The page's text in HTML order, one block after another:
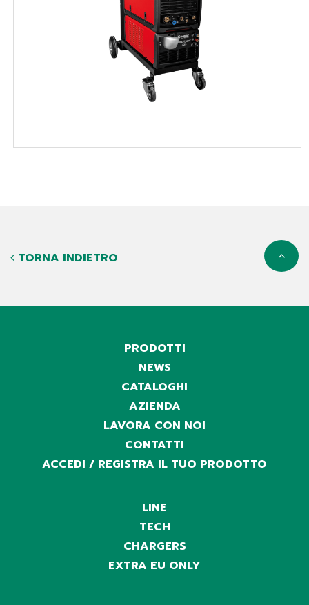
TORNA INDIETRO
PRODOTTI
NEWS
CATALOGHI
AZIENDA
LAVORA CON NOI
CONTATTI
ACCEDI / REGISTRA IL TUO PRODOTTO
LINE
TECH
CHARGERS
EXTRA EU ONLY